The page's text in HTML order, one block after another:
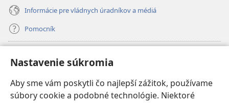
Nastavenie súkromia
Aby sme vám poskytli čo najlepší zážitok, používame
súbory cookie a podobné technológie. Niektoré
Informácie pre vládnych úradníkov a médiá
Pomocník
(otvorí
nové
okno)
INTERNETOVÁ KNIŽNICA Strážnej veže
(otvorí
nové